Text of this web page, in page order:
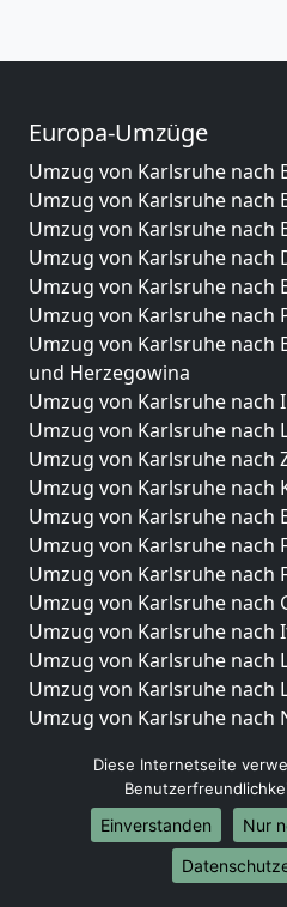
Europa-Umzüge
Umzug von Karlsruhe nach
Umzug von Karlsruhe nach
Umzug von Karlsruhe nach
Umzug von Karlsruhe nach
Umzug von Karlsruhe nach
Umzug von Karlsruhe nach
Umzug von Karlsruhe nach
und Herzegowina
Umzug von Karlsruhe nach
Umzug von Karlsruhe nach
Umzug von Karlsruhe nach
Umzug von Karlsruhe nach
Umzug von Karlsruhe nach
Umzug von Karlsruhe nach
Umzug von Karlsruhe nach
Umzug von Karlsruhe nach
Umzug von Karlsruhe nach
Umzug von Karlsruhe nach
Umzug von Karlsruhe nach
Umzug von Karlsruhe nach
Umzüge-
Umzug von Karlsruhe nach
Umzug von Karlsruhe nach
Umzug von Karlsruhe nach
Diese Internetseite
Einverstanden
Nur